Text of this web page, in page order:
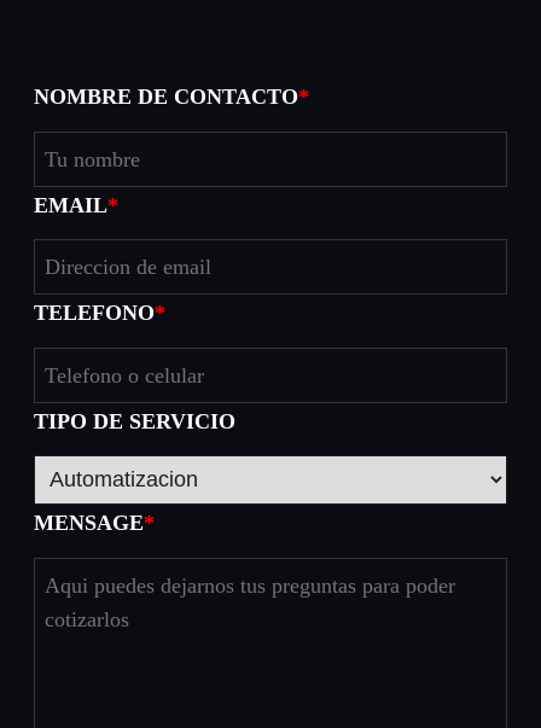
NOMBRE DE CONTACTO*
EMAIL*
TELEFONO*
TIPO DE SERVICIO
MENSAGE*